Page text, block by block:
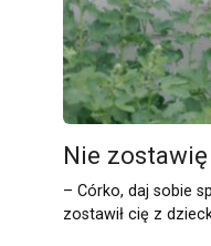
Nie zostawię
– Córko, daj sobie
zostawił cię z